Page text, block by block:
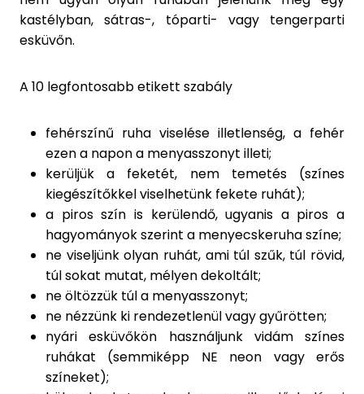
kastélyban, sátras-, tóparti- vagy tengerparti
esküvőn.
A 10 legfontosabb etikett szabály
fehérszínű ruha viselése illetlenség, a fehér
ezen a napon a menyasszonyt illeti;
kerüljük a feketét, nem temetés (színes
kiegészítőkkel viselhetünk fekete ruhát);
a piros szín is kerülendő, ugyanis a piros a
hagyományok szerint a menyecskeruha színe;
ne viseljünk olyan ruhát, ami túl szűk, túl rövid,
túl sokat mutat, mélyen dekoltált;
ne öltözzük túl a menyasszonyt;
ne nézzünk ki rendezetlenül vagy gyűrötten;
nyári esküvőkön használjunk vidám színes
ruhákat (semmiképp NE neon vagy erős
színeket);